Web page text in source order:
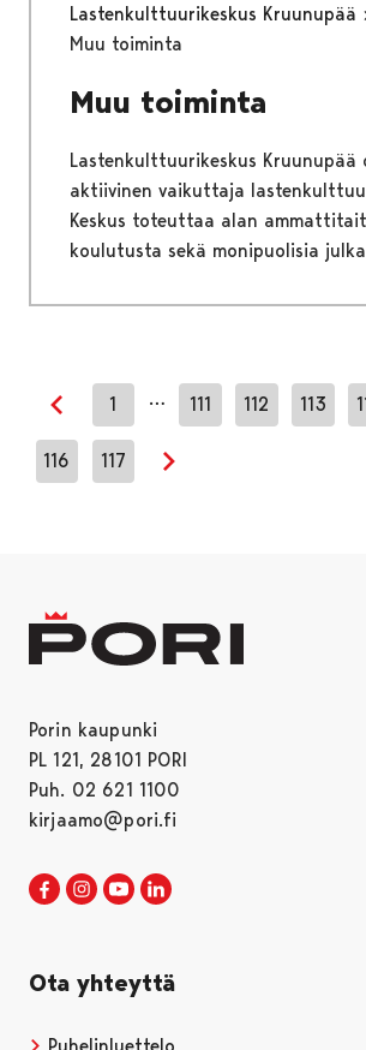
Lastenkulttuurikeskus Kruunupää
Muu toiminta
Muu toiminta
Lastenkulttuurikeskus Kruunupää
aktiivinen vaikuttaja
Keskus toteuttaa alan
koulutusta sekä monipuolisia
Edellinen sivu
1 … 111 112 113
116 117
Porin kaupunki
PL 121, 28101 PORI
Puh. 02 621 1100
kirjaamo@pori.fi
Porin kaupunki Facebookissa
Avautuu uudessa välilehdessä
Porin kaupunki Instagramissa
Avautuu uudessa välilehdessä
Porin kaupunki Youtubessa
Avautuu uudessa
Ota yhteyttä